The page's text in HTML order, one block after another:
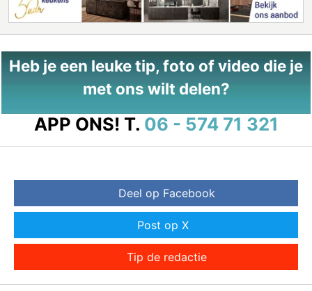
Heb je een leuke tip, foto of video die je
met ons wilt delen?
APP ONS! T. 06 - 574 71 321
Deel op Facebook
Post op X
Tip de redactie